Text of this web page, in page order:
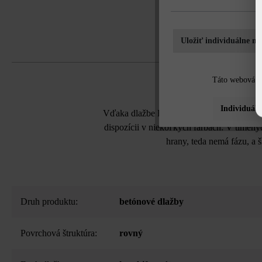
Vďaka dlažbe Piazza pozostávajúcej zo
dispozícii v niekoľkých farbách: V
hrany, teda nemá fázu, a
Druh produktu: betónové dlažby
Povrchová štruktúra: rovný
Uložiť individuálne
Táto webová